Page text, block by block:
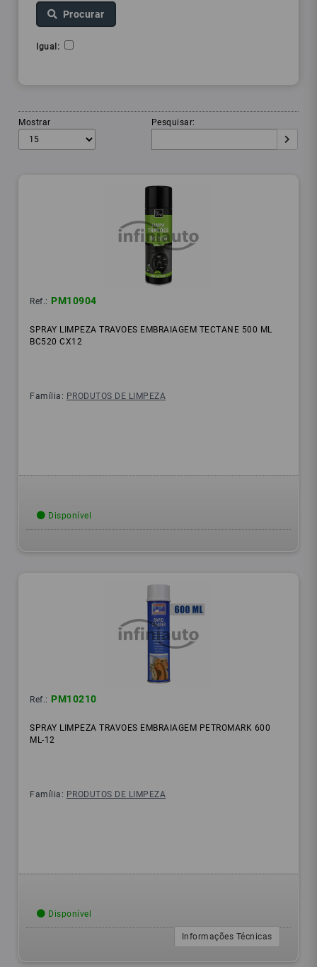
Procurar
Igual:
Mostrar Pesquisar:
Ref.: PM10904
SPRAY LIMPEZA TRAVOES EMBRAIAGEM TECTANE 500 ML
BC520 CX12
Família: PRODUTOS DE LIMPEZA
Disponível
Ref.: PM10210
SPRAY LIMPEZA TRAVOES EMBRAIAGEM PETROMARK 600
ML-12
Família: PRODUTOS DE LIMPEZA
Disponível
Informações Técnicas